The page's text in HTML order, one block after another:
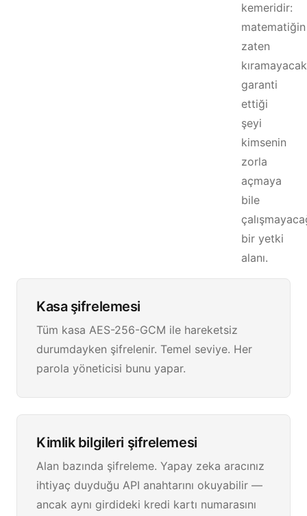
kemeridir:
matematiğin
zaten
garanti
ettiği
şeyi
kimsenin
zorla
açmaya
bile
bir yetki
alanı.
Kasa şifrelemesi
Tüm kasa AES-256-GCM ile hareketsiz
durumdayken şifrelenir. Temel seviye. Her
parola yöneticisi bunu yapar.
Kimlik bilgileri şifrelemesi
Alan bazında şifreleme. Yapay zeka aracınız
ihtiyaç duyduğu API anahtarını okuyabilir —
ancak aynı girdideki kredi kartı numarasını